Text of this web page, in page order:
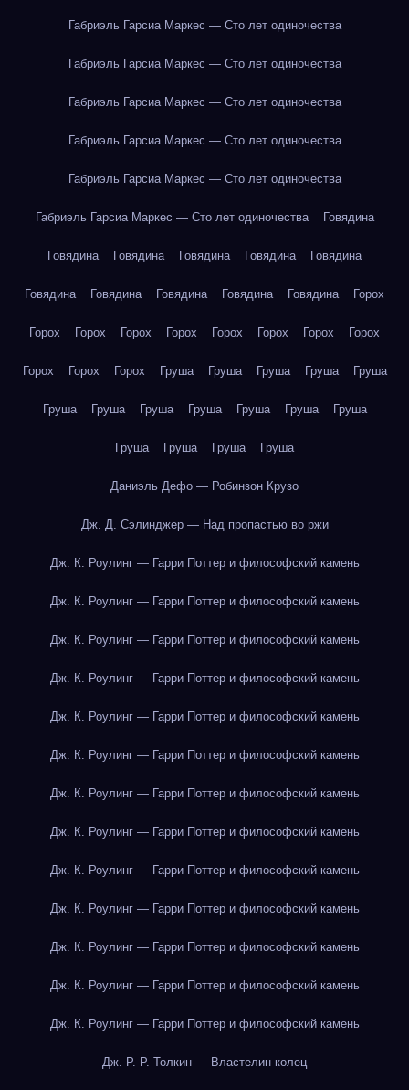
Габриэль Гарсиа Маркес — Сто лет одиночества
Габриэль Гарсиа Маркес — Сто лет одиночества
Габриэль Гарсиа Маркес — Сто лет одиночества
Габриэль Гарсиа Маркес — Сто лет одиночества
Габриэль Гарсиа Маркес — Сто лет одиночества
Габриэль Гарсиа Маркес — Сто лет одиночества Говядина
Говядина Говядина Говядина Говядина Говядина
Говядина Говядина Говядина Говядина Говядина Горох
Горох Горох Горох Горох Горох Горох Горох Горох
Горох Горох Горох Груша Груша Груша Груша Груша
Груша Груша Груша Груша Груша Груша Груша
Груша Груша Груша Груша
Даниэль Дефо — Робинзон Крузо
Дж. Д. Сэлинджер — Над пропастью во ржи
Дж. К. Роулинг — Гарри Поттер и философский камень
Дж. К. Роулинг — Гарри Поттер и философский камень
Дж. К. Роулинг — Гарри Поттер и философский камень
Дж. К. Роулинг — Гарри Поттер и философский камень
Дж. К. Роулинг — Гарри Поттер и философский камень
Дж. К. Роулинг — Гарри Поттер и философский камень
Дж. К. Роулинг — Гарри Поттер и философский камень
Дж. К. Роулинг — Гарри Поттер и философский камень
Дж. К. Роулинг — Гарри Поттер и философский камень
Дж. К. Роулинг — Гарри Поттер и философский камень
Дж. К. Роулинг — Гарри Поттер и философский камень
Дж. К. Роулинг — Гарри Поттер и философский камень
Дж. К. Роулинг — Гарри Поттер и философский камень
Дж. Р. Р. Толкин — Властелин колец